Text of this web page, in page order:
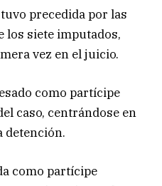
precedida por las
los siete imputados,
vez en el juicio.
como partícipe
caso, centrándose en
detención.
como partícipe